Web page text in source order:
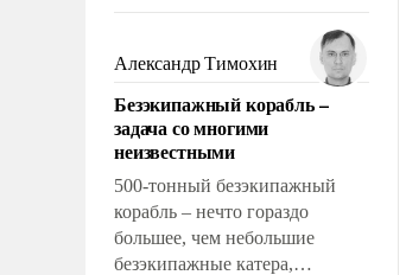
мужественным и твердым под
ударами судьбы, брать на себя
ответственность, помогать
слабым, идти вперед и
адаптироваться.
Александр Тимохин
Безэкипажный корабль –
задача со многими
неизвестными
500-тонный безэкипажный
корабль – нечто гораздо
большее, чем небольшие
безэкипажные катера,